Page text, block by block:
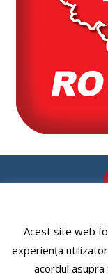
Acest site web
experiența
acordul